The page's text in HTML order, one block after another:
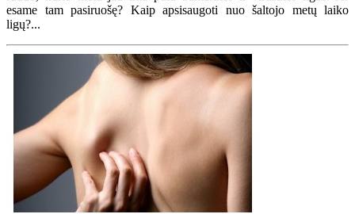
esame tam pasiruošę? Kaip apsisaugoti nuo šaltojo metų laiko
ligų?...